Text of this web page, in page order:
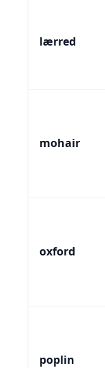
lærred
mohair
oxford
poplin